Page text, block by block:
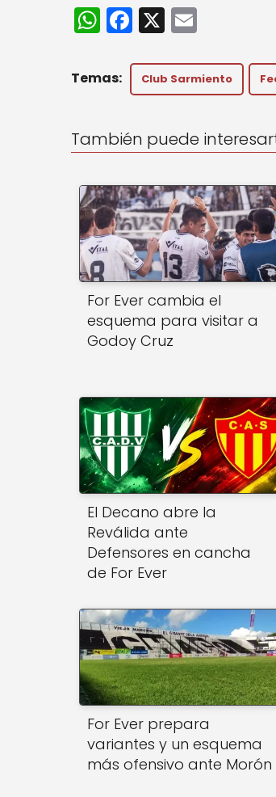
W
h
a
A
p
F
a
c
e
o
k
X
ai
l
Club Sarmiento
También puede
For Ever cambia el
esquema para visitar a
Godoy Cruz
El Decano abre la
Reválida ante
Defensores en cancha
de For Ever
For Ever prepara
variantes y un esquema
más ofensivo ante Morón